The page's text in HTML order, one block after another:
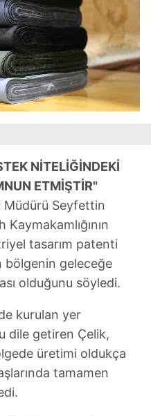
NİTELİĞİNDEKİ
ETMİŞTİR"
Müdürü Seyfettin
tasarım patenti
bölgenin geleceğe
olduğunu söyledi.
kurulan yer
dile getiren Çelik,
üretimi oldukça
tamamen